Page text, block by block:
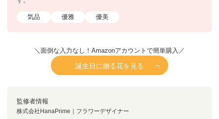
気品 優雅 優美
＼面倒な入力なし！Amazonアカウントで簡単購入／
誕生日に贈る花を見る
監修者情報
株式会社HanaPrime｜フラワーデザイナー